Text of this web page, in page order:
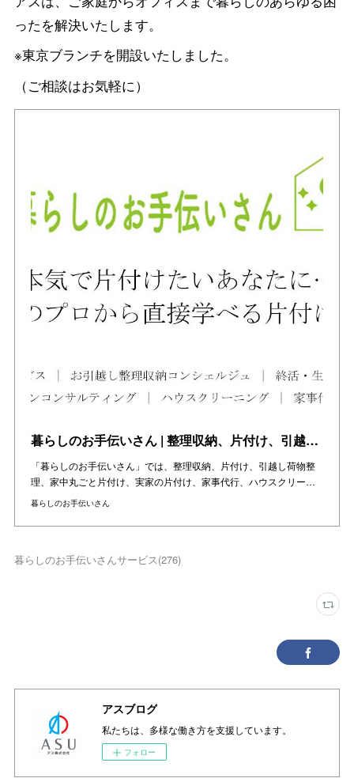
ったを解決いたします。
※東京ブランチを開設いたしました。
（ご相談はお気軽に）
暮らしのお手伝いさん | 整理収納、片付け、引越し、家中丸ごと片付け、実家の片付けをお手伝い | 東京・神奈川・千葉・埼玉の関東エリアと大阪・兵庫・京都の関西エリア
「暮らしのお手伝いさん」では、整理収納、片付け、引越し荷物整
理、家中丸ごと片付け、実家の片付け、家事代行、ハウスクリー…
暮らしのお手伝いさん
暮らしのお手伝いさんサービス(276)
アスブログ
私たちは、多様な働き方を支援しています。
フォロー